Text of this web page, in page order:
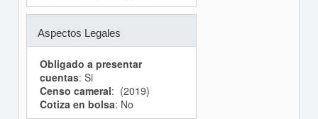
Aspectos Legales
Obligado a presentar
cuentas: Si
Censo cameral: (2019)
Cotiza en bolsa: No